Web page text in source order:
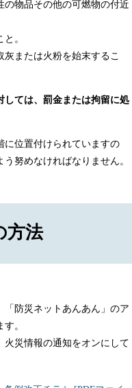
の物品その他の可燃物の付近
。
灰または火粉を始末するこ
ては、罰金または拘留に処
位置付けられていますの
努めなければなりません。
方法
防災ネットあんあん」のア
。
災情報の通知をオンにして